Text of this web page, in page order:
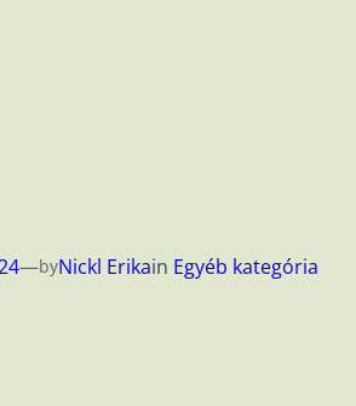
—byNickl Erikain Egyéb kategória